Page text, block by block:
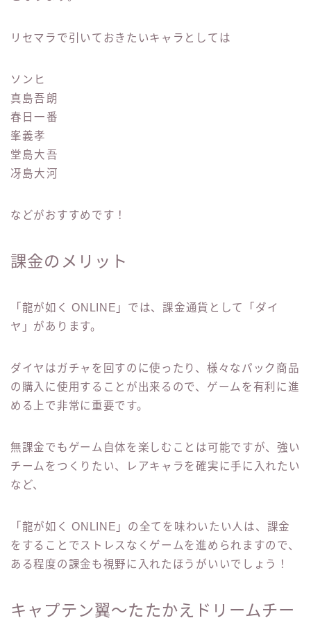
リセマラで引いておきたいキャラとしては
ソンヒ
真島吾朗
春日一番
峯義孝
堂島大吾
冴島大河
などがおすすめです！
課金のメリット
「龍が如く ONLINE」では、課金通貨として「ダイ
ヤ」があります。
ダイヤはガチャを回すのに使ったり、様々なパック商品
の購入に使用することが出来るので、ゲームを有利に進
める上で非常に重要です。
無課金でもゲーム自体を楽しむことは可能ですが、強い
チームをつくりたい、レアキャラを確実に手に入れたい
など、
「龍が如く ONLINE」の全てを味わいたい人は、課金
をすることでストレスなくゲームを進められますので、
ある程度の課金も視野に入れたほうがいいでしょう！
キャプテン翼～たたかえドリームチー